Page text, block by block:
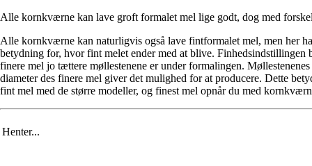
Alle kornkværne kan lave groft formalet mel lige godt, dog med
Alle kornkværne kan naturligvis også lave fintformalet mel, men her
betydning for, hvor fint melet ender med at blive.
finere mel jo tættere møllestenene er under formalingen.
diameter des finere mel giver det mulighed for at producere. Dette
fint mel med de større modeller, og finest mel opnår du med
Henter...